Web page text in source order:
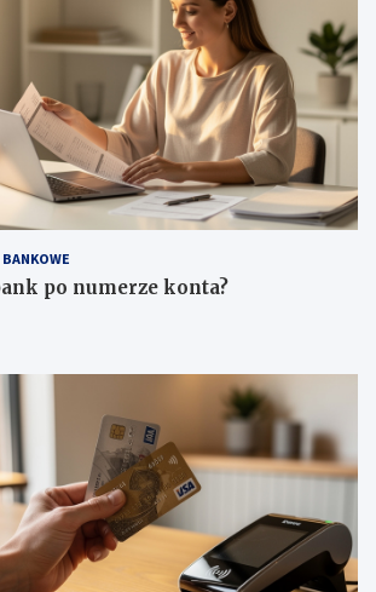
po numerze konta?